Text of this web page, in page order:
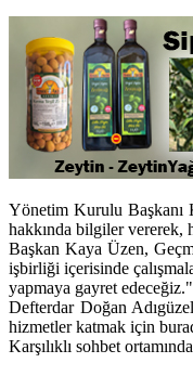
Yönetim Kurulu Başkanı
hakkında bilgiler vererek,
Başkan Kaya Üzen,
işbirliği içerisinde
yapmaya gayret
Defterdar Doğan
hizmetler katmak için
Karşılıklı sohbet